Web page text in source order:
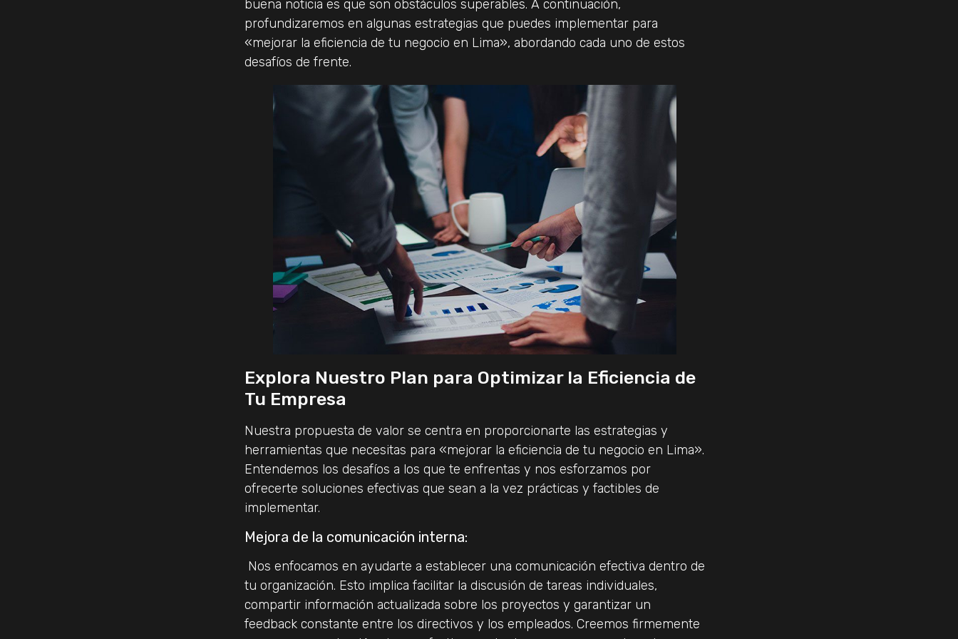
buena noticia es que son obstáculos superables. A continuación,
profundizaremos en algunas estrategias que puedes implementar para
«mejorar la eficiencia de tu negocio en Lima», abordando cada uno de estos
desafíos de frente.
Explora Nuestro Plan para Optimizar la Eficiencia de
Tu Empresa
Nuestra propuesta de valor se centra en proporcionarte las estrategias y
herramientas que necesitas para «mejorar la eficiencia de tu negocio en Lima».
Entendemos los desafíos a los que te enfrentas y nos esforzamos por
ofrecerte soluciones efectivas que sean a la vez prácticas y factibles de
implementar.
Mejora de la comunicación interna:
Nos enfocamos en ayudarte a establecer una comunicación efectiva dentro de
tu organización. Esto implica facilitar la discusión de tareas individuales,
compartir información actualizada sobre los proyectos y garantizar un
feedback constante entre los directivos y los empleados. Creemos firmemente